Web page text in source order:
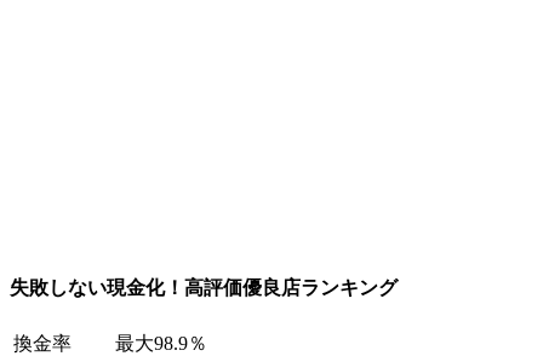
失敗しない現金化！高評価優良店ランキング
換金率
最大98.9％